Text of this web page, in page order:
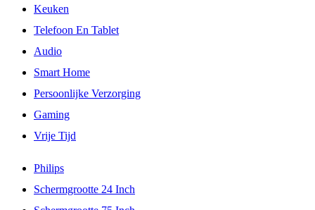
Keuken
Telefoon En Tablet
Audio
Smart Home
Persoonlijke Verzorging
Gaming
Vrije Tijd
Philips
Schermgrootte 24 Inch